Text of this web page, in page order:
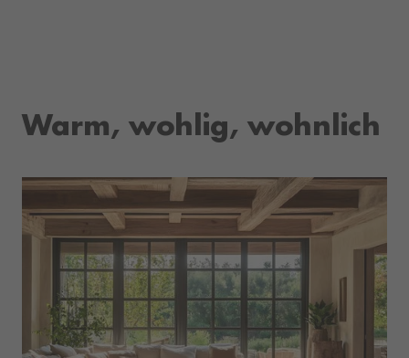
Warm, wohlig, wohnlich